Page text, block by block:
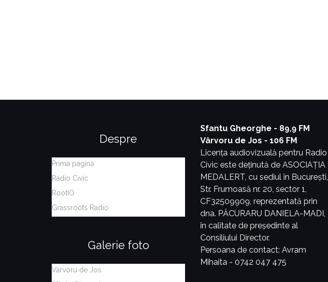
Despre
Prima pagină
Radio Civic
RootIO
Grassroots Radio
Galerie foto
Vârvoru de Jos
Sfantu Gheorghe - 89,9 FM
Vârvoru de Jos - 106 FM
Licența audiovizuală pentru Radio
Civic este deținută de ASOCIAȚIA
MEDALERT, cu sediul în București,
Str. Frumoasă nr. 20, sector 1,
CF32509909, reprezentată prin
dna. PĂCURARU DANIELA-MADI,
în calitate de președinte al
Consiliului Director.
Persoana de contact: Avram
Mihaita - 0742 047 475